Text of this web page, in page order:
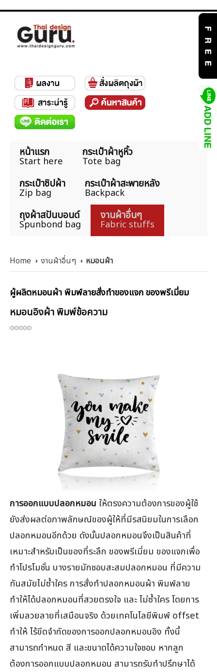
หน้าแรก
Start here
กระเป๋าผ้าหูหิ้ว
Tote bag
กระเป๋าซิปผ้า
Zip bag
กระเป๋าผ้าสะพายหลัง
Backpack
ถุงผ้าสปันบอนด์
Spunbond bag
งานผ้าอื่นๆ
Fabric stuffs
Home งานผ้าอื่นๆ หมอนผ้า
ผู้ผลิตหมอนผ้า พิมพ์ลายสั่งทำของแจก ของพรีเมี่ยม
หมอนอิงผ้า พิมพ์ข้อความ
การออกแบบปลอกหมอน ให้ตรงความต้องการของผู้ใช้
ยังส่งผลต่อภาพลักษณ์ของผู้ให้ที่มีรสนิยมในการเลือก
ปลอกหมอนอีกด้วย ดังนั้นปลอกหมอนจึงเป็นสินค้าที่
เหมาะสำหรับเป็นของที่ระลึก ของพรีเมี่ยม ของแจกเพื่อ
ทำโปรโมชั่น บางรายมักชอบสะสมปลอกหมอน ที่มีความ
ทันสมัยไม่ซ้ำใคร การสั่งทำปลอกหมอนผ้า พิมพ์ลาย
ทำให้ได้ปลอกหมอนที่สวยตรงใจ และ ไม่ซ้ำใคร โดยการ
เพิ่มลวยลายที่เสมือนจริง ด้วยเทคโนโลยีพิมพ์ offset
ทำให้ ไร้ขีดจำกัดของการออกปลอกหมอนอิง ทั้งนี้
สามารถกำหนด สี และขนาดได้ความใจชอบ หากลูก
ต้องการออกแบบปลอกหมอน สามารถรับทำปรึกษาได้